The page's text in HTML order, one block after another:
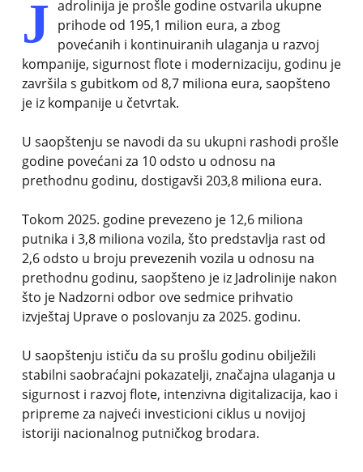
J adrolinija je prošle godine ostvarila ukupne
prihode od 195,1 milion eura, a zbog
povećanih i kontinuiranih ulaganja u razvoj
kompanije, sigurnost flote i modernizaciju, godinu je
završila s gubitkom od 8,7 miliona eura, saopšteno
je iz kompanije u četvrtak.
U saopštenju se navodi da su ukupni rashodi prošle
godine povećani za 10 odsto u odnosu na
prethodnu godinu, dostigavši 203,8 miliona eura.
Tokom 2025. godine prevezeno je 12,6 miliona
putnika i 3,8 miliona vozila, što predstavlja rast od
2,6 odsto u broju prevezenih vozila u odnosu na
prethodnu godinu, saopšteno je iz Jadrolinije nakon
što je Nadzorni odbor ove sedmice prihvatio
izvještaj Uprave o poslovanju za 2025. godinu.
U saopštenju ističu da su prošlu godinu obilježili
stabilni saobraćajni pokazatelji, značajna ulaganja u
sigurnost i razvoj flote, intenzivna digitalizacija, kao i
pripreme za najveći investicioni ciklus u novijoj
istoriji nacionalnog putničkog brodara.